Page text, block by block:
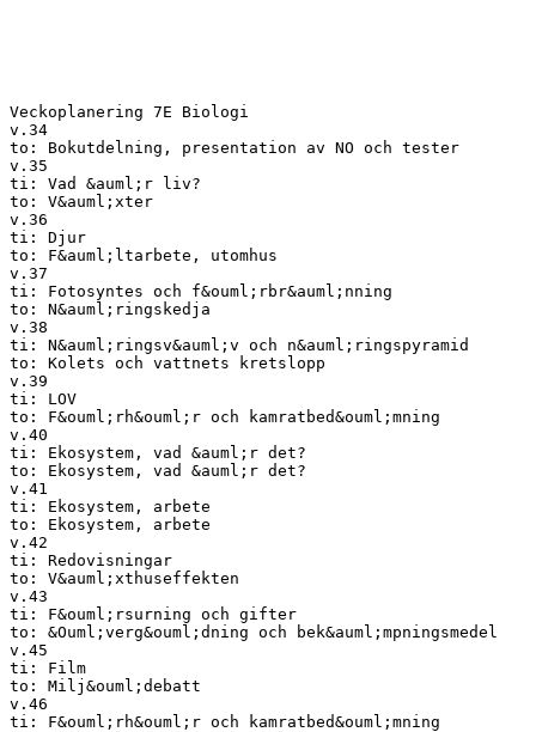
Veckoplanering 7E Biologi
v.34
to: Bokutdelning, presentation av NO och tester
v.35
ti: Vad &auml;r liv?
to: V&auml;xter
v.36
ti: Djur
to: F&auml;ltarbete, utomhus
v.37
ti: Fotosyntes och f&ouml;rbr&auml;nning
to: N&auml;ringskedja
v.38
ti: N&auml;ringsv&auml;v och n&auml;ringspyramid
to: Kolets och vattnets kretslopp
v.39
ti: LOV
to: F&ouml;rh&ouml;r och kamratbed&ouml;mning
v.40
ti: Ekosystem, vad &auml;r det?
to: Ekosystem, vad &auml;r det?
v.41
ti: Ekosystem, arbete
to: Ekosystem, arbete
v.42
ti: Redovisningar
to: V&auml;xthuseffekten
v.43
ti: F&ouml;rsurning och gifter
to: &Ouml;verg&ouml;dning och bek&auml;mpningsmedel
v.45
ti: Film
to: Milj&ouml;debatt
v.46
ti: F&ouml;rh&ouml;r och kamratbed&ouml;mning